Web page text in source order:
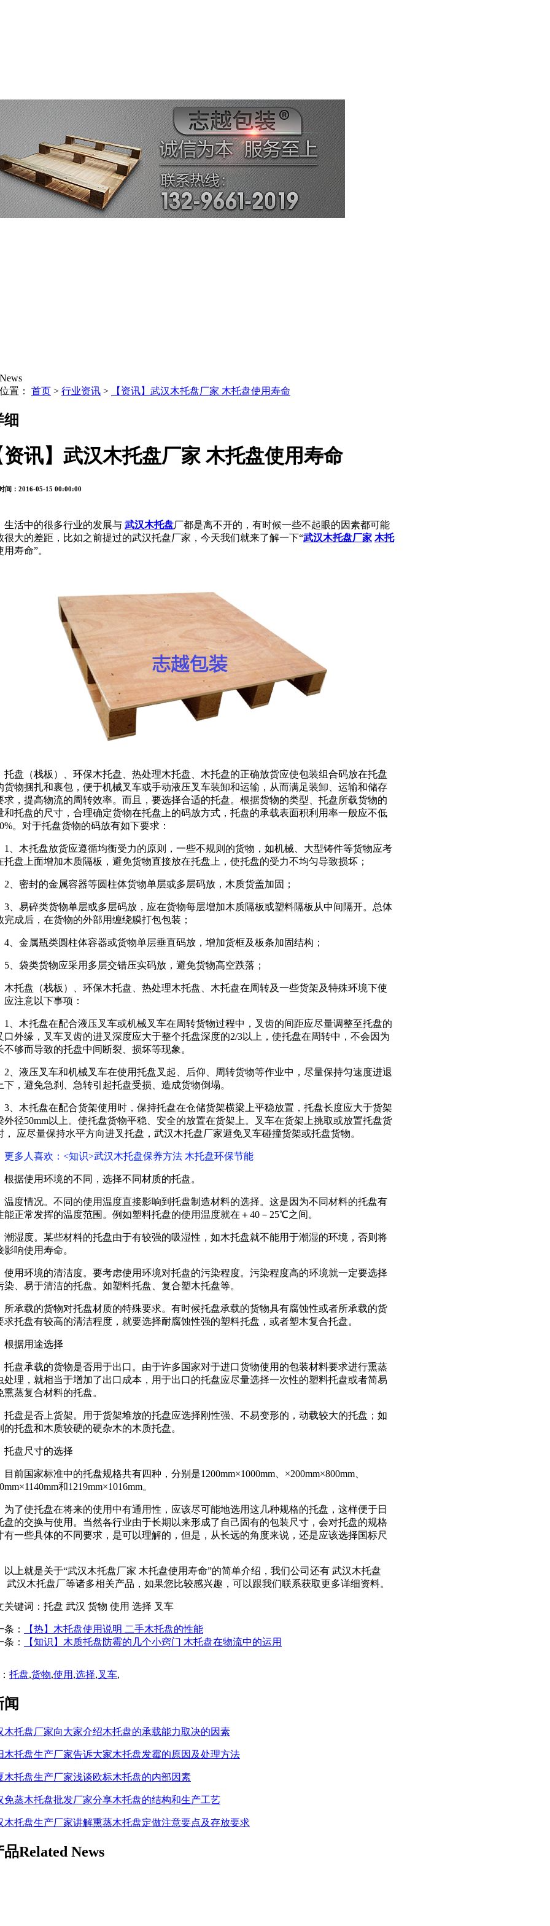
News
置： 首页 > 行业资讯 > 【资讯】武汉木托盘厂家 木托盘使用寿命
资讯】武汉木托盘厂家 木托盘使用寿命
间：2016-05-15 00:00:00
生活中的很多行业的发展与 武汉木托盘厂都是离不开的，有时候一些不起眼的因素都可能
很大的差距，比如之前提过的武汉托盘厂家，今天我们就来了解一下“武汉木托盘厂家 木托
用寿命”。
托盘（栈板）、环保木托盘、热处理木托盘、木托盘的正确放货应使包装组合码放在托盘
货物捆扎和裹包，便于机械叉车或手动液压叉车装卸和运输，从而满足装卸、运输和储存
求，提高物流的周转效率。而且，要选择合适的托盘。根据货物的类型、托盘所载货物的
和托盘的尺寸，合理确定货物在托盘上的码放方式，托盘的承载表面积利用率一般应不低
。对于托盘货物的码放有如下要求：
1、木托盘放货应遵循均衡受力的原则，一些不规则的货物，如机械、大型铸件等货物应考
托盘上面增加木质隔板，避免货物直接放在托盘上，使托盘的受力不均匀导致损坏；
2、密封的金属容器等圆柱体货物单层或多层码放，木质货盖加固；
3、易碎类货物单层或多层码放，应在货物每层增加木质隔板或塑料隔板从中间隔开。总体
完成后，在货物的外部用缠绕膜打包包装；
4、金属瓶类圆柱体容器或货物单层垂直码放，增加货框及板条加固结构；
5、袋类货物应采用多层交错压实码放，避免货物高空跌落；
木托盘（栈板）、环保木托盘、热处理木托盘、木托盘在周转及一些货架及特殊环境下使
应注意以下事项：
1、木托盘在配合液压叉车或机械叉车在周转货物过程中，叉齿的间距应尽量调整至托盘的
口外缘，叉车叉齿的进叉深度应大于整个托盘深度的2/3以上，使托盘在周转中，不会因为
不够而导致的托盘中间断裂、损坏等现象。
2、液压叉车和机械叉车在使用托盘叉起、后仰、周转货物等作业中，尽量保持匀速度进退
下，避免急刹、急转引起托盘受损、造成货物倒塌。
3、木托盘在配合货架使用时，保持托盘在仓储货架横梁上平稳放置，托盘长度应大于货架
外径50mm以上。使托盘货物平稳、安全的放置在货架上。叉车在货架上挑取或放置托盘货
， 应尽量保持水平方向进叉托盘，武汉木托盘厂家避免叉车碰撞货架或托盘货物。
更多人喜欢：<知识>武汉木托盘保养方法 木托盘环保节能
根据使用环境的不同，选择不同材质的托盘。
温度情况。不同的使用温度直接影响到托盘制造材料的选择。这是因为不同材料的托盘有
能正常发挥的温度范围。例如塑料托盘的使用温度就在＋40－25℃之间。
潮湿度。某些材料的托盘由于有较强的吸湿性，如木托盘就不能用于潮湿的环境，否则将
影响使用寿命。
使用环境的清洁度。要考虑使用环境对托盘的污染程度。污染程度高的环境就一定要选择
染、易于清洁的托盘。如塑料托盘、复合塑木托盘等。
所承载的货物对托盘材质的特殊要求。有时候托盘承载的货物具有腐蚀性或者所承载的货
求托盘有较高的清洁程度，就要选择耐腐蚀性强的塑料托盘，或者塑木复合托盘。
根据用途选择
托盘承载的货物是否用于出口。由于许多国家对于进口货物使用的包装材料要求进行熏蒸
处理，就相当于增加了出口成本，用于出口的托盘应尽量选择一次性的塑料托盘或者简易
熏蒸复合材料的托盘。
托盘是否上货架。用于货架堆放的托盘应选择刚性强、不易变形的，动载较大的托盘；如
的托盘和木质较硬的硬杂木的木质托盘。
托盘尺寸的选择
目前国家标准中的托盘规格共有四种，分别是1200mm×1000mm、×200mm×800mm、
和1219mm×1016mm。
为了使托盘在将来的使用中有通用性，应该尽可能地选用这几种规格的托盘，这样便于日
盘的交换与使用。当然各行业由于长期以来形成了自己固有的包装尺寸，会对托盘的规格
有一些具体的不同要求，是可以理解的，但是，从长远的角度来说，还是应该选择国标尺
以上就是关于“武汉木托盘厂家 木托盘使用寿命”的简单介绍，我们公司还有 武汉木托盘
武汉木托盘厂等诸多相关产品，如果您比较感兴趣，可以跟我们联系获取更多详细资料。
关键词： 托盘 武汉 货物 使用 选择 叉车
条：
【热】木托盘使用说明 二手木托盘的性能
条：
【知识】木质托盘防霉的几个小窍门 木托盘在物流中的运用
托盘,货物,使用 ,选择,叉车,
木托盘厂家向大家介绍木托盘的承载能力取决的因素
木托盘生产厂家告诉大家木托盘发霉的原因及处理方法
木托盘生产厂家浅谈欧标木托盘的内部因素
免蒸木托盘批发厂家分享木托盘的结构和生产工艺
木托盘生产厂家讲解熏蒸木托盘定做注意要点及存放要求
品Related News